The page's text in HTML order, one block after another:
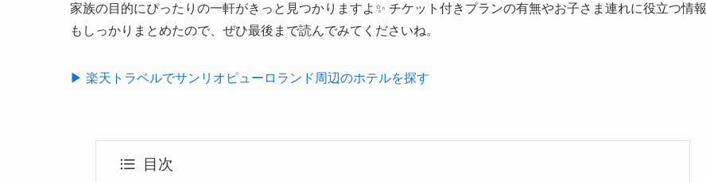
家族の目的にぴったりの一軒がきっと見つかりますよ✨ チケット付きプランの有無やお子さま連れに役立つ情報
もしっかりまとめたので、ぜひ最後まで読んでみてくださいね。
▶ 楽天トラベルでサンリオピューロランド周辺のホテルを探す
目次